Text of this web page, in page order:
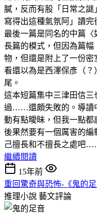
膩，反而有股「日常之
寫得出這種氣氛阿」讀完
最後一篇是同名的中篇
長篇的模式，但因為篇幅
物，但還是附上了一份
看還以為是西澤保彥（
尾。
這本短篇集中三津田信
過……還頗失敗的。導讀
動有點曖昧，但我一點
後果然要有一個厲害的編
己擅長和不擅長之處吧
繼續閱讀
15年前
重回驚奇與恐怖-《鬼的
推理小說 藝文評論